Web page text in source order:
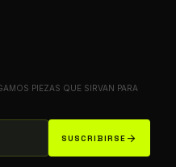
PIEZAS QUE SIRVAN PARA
SUSCRIBIRSE arrow_forward